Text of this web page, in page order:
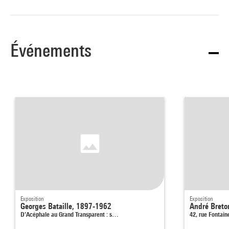
Événements
Exposition
Georges Bataille, 1897-1962
D’Acéphale au Grand Transparent : s…
Exposition
André
42, rue